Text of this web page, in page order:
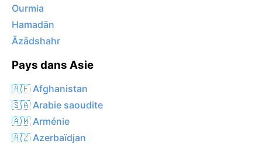
Ourmia
Hamadān
Āzādshahr
Pays dans Asie
🇦🇫 Afghanistan
🇸🇦 Arabie saoudite
🇦🇲 Arménie
🇦🇿 Azerbaïdjan